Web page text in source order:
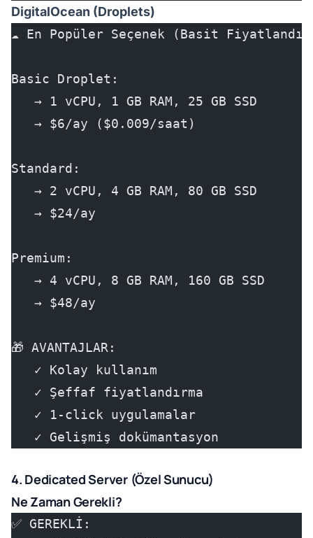
DigitalOcean (Droplets)
☁️ En Popüler Seçenek (Basit
Basic Droplet:
   → 1 vCPU, 1 GB RAM, 25 GB SSD
   → $6/ay ($0.009/saat)
Standard:
   → 2 vCPU, 4 GB RAM, 80 GB SSD
   → $24/ay
Premium:
   → 4 vCPU, 8 GB RAM, 160 GB SSD
   → $48/ay
🎁 AVANTAJLAR:
   ✓ Kolay kullanım
   ✓ Şeffaf fiyatlandırma
   ✓ 1-click uygulamalar
   ✓ Gelişmiş dokümantasyon
4. Dedicated Server (Özel Sunucu)
Ne Zaman Gerekli?
✅ GEREKLİ: